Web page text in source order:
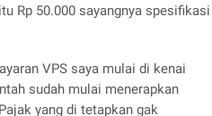
Rp 50.000 sayangnya spesifikasi
VPS saya mulai di kenai
sudah mulai menerapkan
yang di tetapkan gak